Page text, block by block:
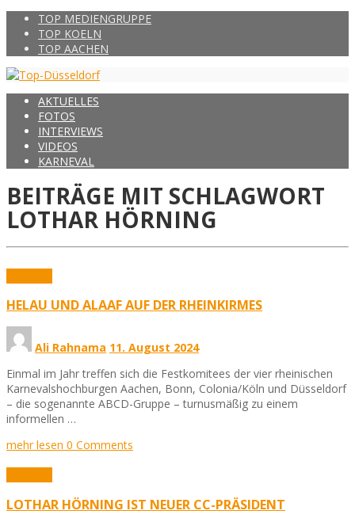
TOP MEDIENGRUPPE
TOP KOELN
TOP AACHEN
AKTUELLES
FOTOS
INTERVIEWS
VIDEOS
KARNEVAL
BEITRÄGE MIT SCHLAGWORT
LOTHAR HÖRNING
HELAU UND ALAAF AUF DER RHEINKIRMES
Ali Rahnama 11. August 2024
Einmal im Jahr treffen sich die Festkomitees der vier rheinischen
Karnevalshochburgen Aachen, Bonn, Colonia/Köln und Düsseldorf
– die sogenannte ABCD-Gruppe – turnusmäßig zu einem
informellen …
mehr lesen 0 Comments
LOTHAR HÖRNING IST NEUER CC-PRÄSIDENT